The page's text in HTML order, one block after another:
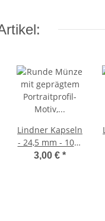
Lindner Kapseln
- 24,5 mm - 10er
Pack
3,00 € *